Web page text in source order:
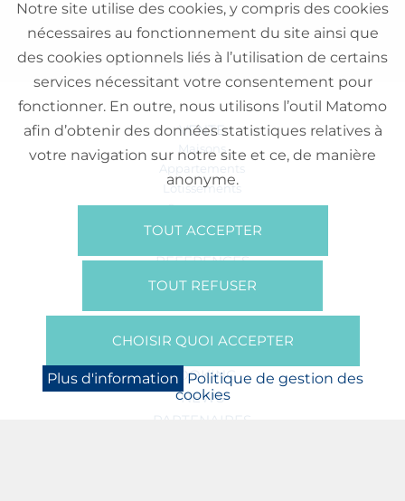
VENTE
Maisons
Appartements
Lotissements
Commerces
Bureaux
RÉFÉRENCES
SUR NOUS
Presse
BOOKING
NEWS
PARTENAIRES
Notre site utilise des cookies, y compris des cookies
nécessaires au fonctionnement du site ainsi que
des cookies optionnels liés à l’utilisation de certains
services nécessitant votre consentement pour
fonctionner. En outre, nous utilisons l’outil Matomo
afin d’obtenir des données statistiques relatives à
votre navigation sur notre site et ce, de manière
anonyme.
TOUT ACCEPTER
TOUT REFUSER
CHOISIR QUOI ACCEPTER
Plus d'information Politique de gestion des
cookies